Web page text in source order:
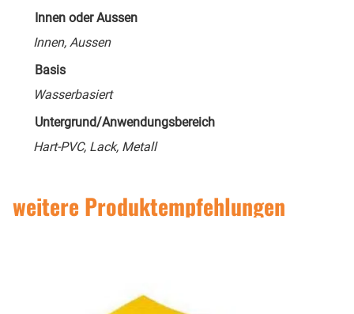
Innen oder Aussen
Innen, Aussen
Basis
Wasserbasiert
Untergrund/Anwendungsbereich
Hart-PVC, Lack, Metall
weitere Produktempfehlungen